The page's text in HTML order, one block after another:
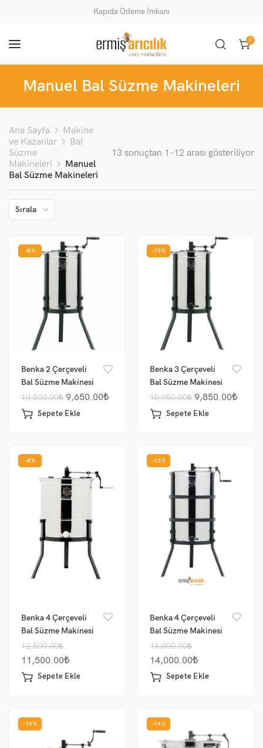
Kapıda Ödeme İmkanı
0
Manuel Bal Süzme Makineleri
Ana Sayfa
Makine
ve Kazanlar
Bal
Süzme
Makineleri
Manuel
Bal Süzme Makineleri
13 sonuçtan 1-12 arası gösteriliyor
Sırala
-8%
Benka 2 Çerçeveli
Bal Süzme Makinesi
Manuel 304 Sepet
10,500.00₺ 9,650.00₺
Sepete Ekle
-10%
Benka 3 Çerçeveli
Bal Süzme Makinesi
Manuel 304 Sepet
10,950.00₺ 9,850.00₺
Sepete Ekle
-8%
Benka 4 Çerçeveli
Bal Süzme Makinesi
Ekonomik Model
Manuel
12,500.00₺
11,500.00₺
Sepete Ekle
-13%
Benka 4 Çerçeveli
Bal Süzme Makinesi
Jumbo Dadant
Manuel 304 Sepet
16,000.00₺
14,000.00₺
Sepete Ekle
-16% -14%